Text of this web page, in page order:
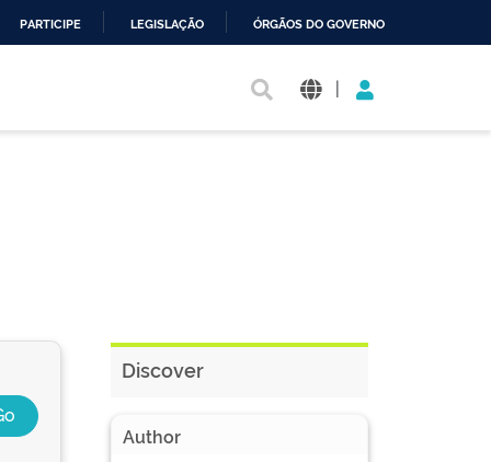
PARTICIPE LEGISLAÇÃO ÓRGÃOS DO GOVERNO
|
Discover
Author